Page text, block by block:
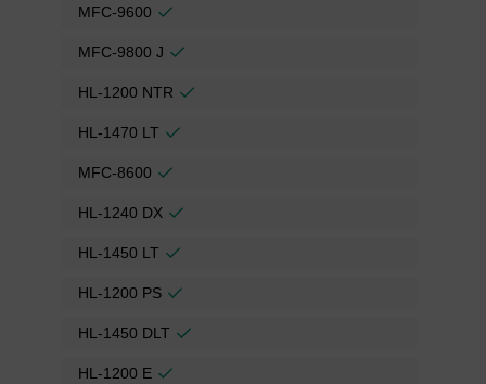
MFC-9600
MFC-9800 J
HL-1200 NTR
HL-1470 LT
MFC-8600
HL-1240 DX
HL-1450 LT
HL-1200 PS
HL-1450 DLT
HL-1200 E